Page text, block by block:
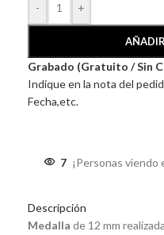
-
+
Grabado (Gratuito / Sin
Indique en la nota del
Fecha,etc.
7 ¡Personas
Descripción
Medalla de 12 mm